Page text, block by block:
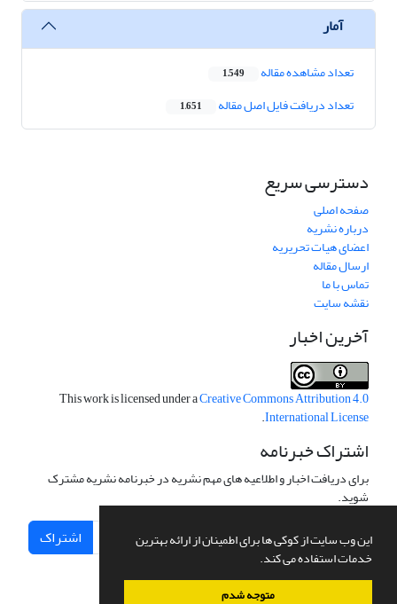
این وب سایت از کوکی ها برای اطمینان از ارائه بهترین
خدمات استفاده می کند.
متوجه شدم
آمار
تعداد مشاهده مقاله 1,549
تعداد دریافت فایل اصل مقاله 1,651
دسترسی سریع
صفحه اصلی
درباره نشریه
اعضای هیات تحریریه
ارسال مقاله
تماس با ما
نقشه سایت
آخرین اخبار
This work is licensed under aCreative Commons Attribution 4.0
International License
.
اشتراک خبرنامه
برای دریافت اخبار و اطلاعیه های مهم نشریه در خبرنامه نشریه مشترک
شوید.
اشتراک